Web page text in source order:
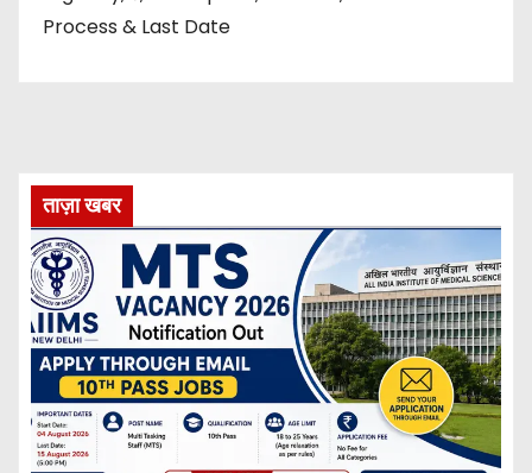
Process & Last Date
ताज़ा खबर